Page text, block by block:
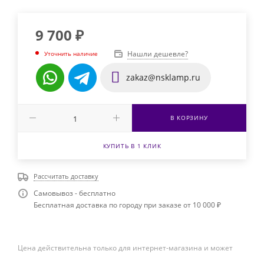
9 700 ₽
Уточнить наличие Нашли дешевле?
zakaz@nsklamp.ru
В КОРЗИНУ
КУПИТЬ В 1 КЛИК
Рассчитать доставку
Самовывоз - бесплатно
Бесплатная доставка по городу при заказе от 10 000 ₽
Цена действительна только для интернет-магазина и может